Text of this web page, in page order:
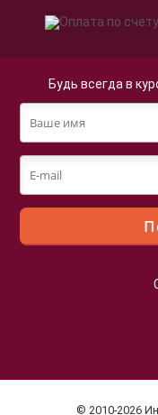
Будь всегда в
© 2010-2026
Продолжая просмотр